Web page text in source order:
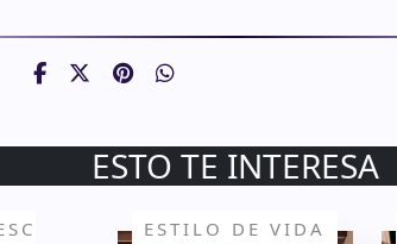
ESTO TE INTERESA
ESTILO DE VIDA